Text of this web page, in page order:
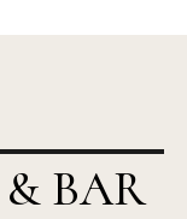
BAR